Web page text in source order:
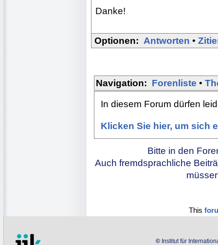
Danke!
Optionen: Antworten •
Navigation: Forenliste •
In diesem Forum dürfen
Klicken Sie hier, um sich
Bitte in den
Auch fremdsprachliche
This
© Institut für